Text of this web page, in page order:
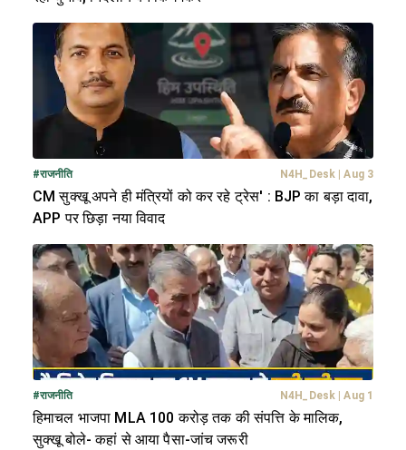
#राजनीति N4H_Desk Aug 3
CM सुक्खू अपने ही मंत्रियों को कर रहे ट्रेस' : BJP का बड़ा दावा,
APP पर छिड़ा नया विवाद
#राजनीति N4H_Desk Aug 1
हिमाचल भाजपा MLA 100 करोड़ तक की संपत्ति के मालिक,
सुक्खू बोले- कहां से आया पैसा-जांच जरूरी